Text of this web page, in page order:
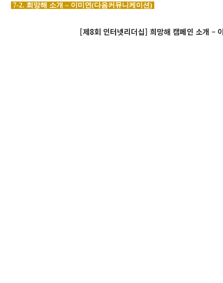
7-2. 희망해 소개 – 이미연(다음커뮤니케이션)
[제8회 인터넷리더십] 희망해 캠페인 소개 –